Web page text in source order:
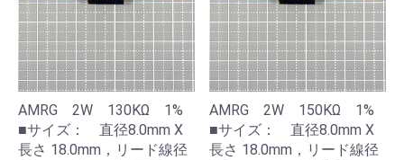
AMRG 2W 130KΩ 1%
■サイズ： 直径8.0mm X
長さ 18.0mm，リード線径
AMRG 2W 150KΩ 1%
■サイズ： 直径8.0mm X
長さ 18.0mm，リード線径